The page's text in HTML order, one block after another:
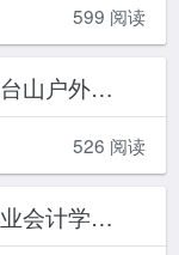
599 阅读
热烈祝贺2020年11月23日甘肃法台山户外健身基地管理有限责任公司与公司成功签约！
526 阅读
热烈祝贺2020年11月23日兰州商业会计学校与公司成功签约！